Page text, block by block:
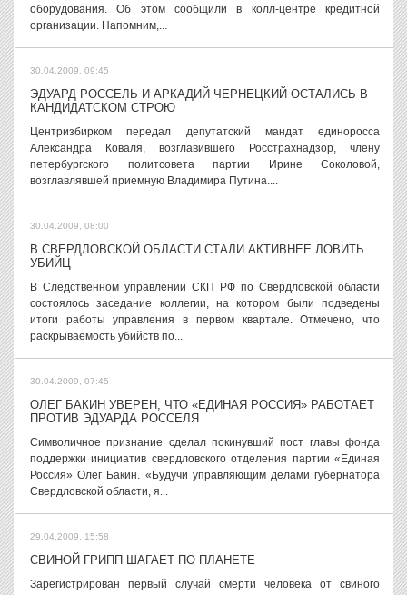
оборудования. Об этом сообщили в колл-центре кредитной
организации. Напомним,...
30.04.2009, 09:45
ЭДУАРД РОССЕЛЬ И АРКАДИЙ ЧЕРНЕЦКИЙ ОСТАЛИСЬ В
КАНДИДАТСКОМ СТРОЮ
Центризбирком передал депутатский мандат единоросса
Александра Коваля, возглавившего Росстрахнадзор, члену
петербургского политсовета партии Ирине Соколовой,
возглавлявшей приемную Владимира Путина....
30.04.2009, 08:00
В СВЕРДЛОВСКОЙ ОБЛАСТИ СТАЛИ АКТИВНЕЕ ЛОВИТЬ
УБИЙЦ
В Следственном управлении СКП РФ по Свердловской области
состоялось заседание коллегии, на котором были подведены
итоги работы управления в первом квартале. Отмечено, что
раскрываемость убийств по...
30.04.2009, 07:45
ОЛЕГ БАКИН УВЕРЕН, ЧТО «ЕДИНАЯ РОССИЯ» РАБОТАЕТ
ПРОТИВ ЭДУАРДА РОССЕЛЯ
Символичное признание сделал покинувший пост главы фонда
поддержки инициатив свердловского отделения партии «Единая
Россия» Олег Бакин. «Будучи управляющим делами губернатора
Свердловской области, я...
29.04.2009, 15:58
СВИНОЙ ГРИПП ШАГАЕТ ПО ПЛАНЕТЕ
Зарегистрирован первый случай смерти человека от свиного